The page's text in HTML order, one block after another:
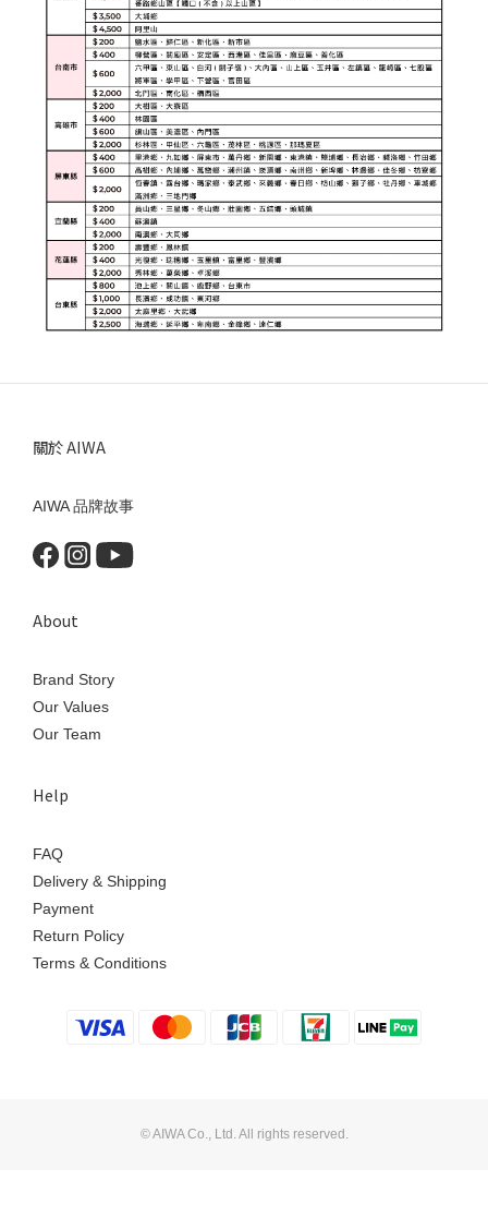
關於 AIWA
AIWA 品牌故事
About
Brand Story
Our Values
Our Team
Help
FAQ
Delivery & Shipping
Payment
Return Policy
Terms & Conditions
© AIWA Co., Ltd. All rights reserved.